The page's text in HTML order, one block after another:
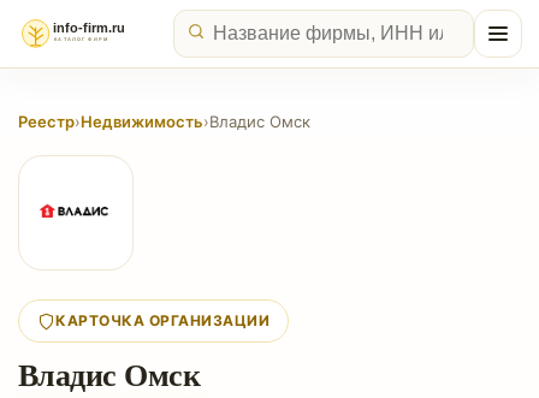
Реестр›Недвижимость›Владис Омск
КАРТОЧКА ОРГАНИЗАЦИИ
Владис Омск